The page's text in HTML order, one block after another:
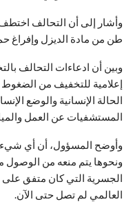
طن من مادة الديزل وإفراغ
وبين أن ادعاءات التحالف
إعلامية للتخفيف من
الحالة الإنسانية والوضع
المستشفيات عن العمل
وأوضح المسؤول، أن أي شيء
ونحوها يتم منعه من الوصول
الجسرية التي كان متفق على
العالمي لم تصل حتى الآن.